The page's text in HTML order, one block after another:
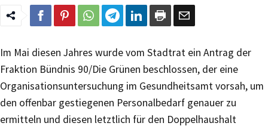
Im Mai diesen Jahres wurde vom Stadtrat ein Antrag der
Fraktion Bündnis 90/Die Grünen beschlossen, der eine
Organisationsuntersuchung im Gesundheitsamt vorsah, um
den offenbar gestiegenen Personalbedarf genauer zu
ermitteln und diesen letztlich für den Doppelhaushalt